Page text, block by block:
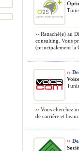
›› Rattaché(e) au
consulting. Vous
(principalement la
››
›› Vous cherchez
de carrière et
››